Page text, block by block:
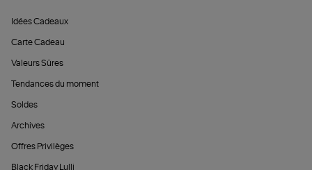
Idées Cadeaux
Carte Cadeau
Valeurs Sûres
Tendances du moment
Soldes
Archives
Offres Privilèges
Black Friday Lulli